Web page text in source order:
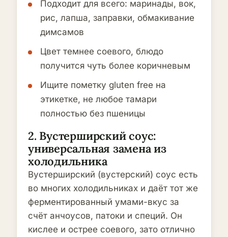
Подходит для всего: маринады, вок,
рис, лапша, заправки, обмакивание
димсамов
Цвет темнее соевого, блюдо
получится чуть более коричневым
Ищите пометку gluten free на
этикетке, не любое тамари
полностью без пшеницы
2. Вустерширский соус:
универсальная замена из
холодильника
Вустерширский (вустерский) соус есть
во многих холодильниках и даёт тот же
ферментированный умами-вкус за
счёт анчоусов, патоки и специй. Он
кислее и острее соевого, зато отлично